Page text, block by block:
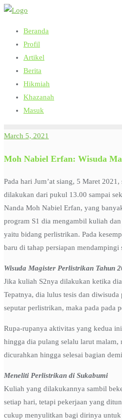
Skip
content
Beranda
Profil
Artikel
Berita
Hikmiah
Khazanah
Masuk
March 5, 2021
Moh Nabiel Erfan: Wisuda
Pada hari Jum’at siang, 5 Maret
dilakukan dari pukul 13.00 sampai
Nanda Moh Nabiel Erfan, yang
program S1 dia mengambil kuliah
yaitu bidang perlistrikan. Pada
baru di tahap persiapan mendampingi
Wisuda Magister Perlistrikan Tahun
Jika kuliah S2nya dilakukan ketika
Tepatnya, dia lulus tesis dan
seputar perlistrikan, maka pada pada
Rupa-rupanya aktivitas yang kedua
hingga dia pulang selalu larut malam,
dicurahkan hingga selesai bagian
Meneliti Perlistrikan di Sukabumi
Kuliah yang dilakukannya sambil
setiap hari, tetapi pekerjaan yang
cukup menyulitkan bagi dirinya